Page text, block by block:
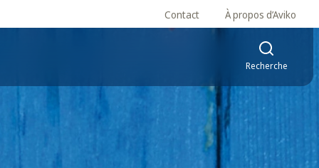
Contact À propos d’Aviko
Recherche